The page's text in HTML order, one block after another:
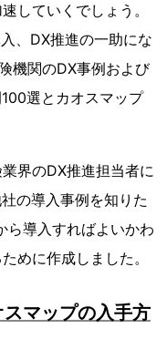
していくでしょう。
、DX推進の一助にな
機関のDX事例および
選とカオスマップ
界のDX推進担当者に
の導入事例を知りた
ら導入すればよいかわ
めに作成しました。
マップの入手方